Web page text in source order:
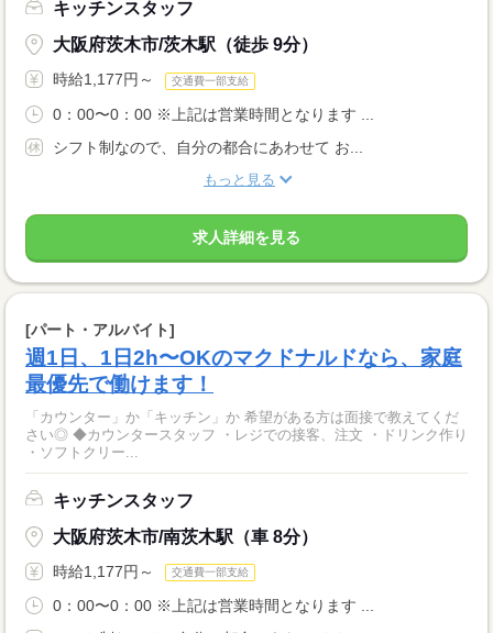
キッチンスタッフ
大阪府茨木市/茨木駅（徒歩 9分）
時給1,177円～ 交通費一部支給
0：00〜0：00 ※上記は営業時間となります ...
シフト制なので、自分の都合にあわせて お...
もっと見る
求人詳細を見る
[パート・アルバイト]
週1日、1日2h〜OKのマクドナルドなら、家庭
最優先で働けます！
「カウンター」か「キッチン」か 希望がある方は面接で教えてくだ
さい◎ ◆カウンタースタッフ ・レジでの接客、注文 ・ドリンク作り
・ソフトクリー...
キッチンスタッフ
大阪府茨木市/南茨木駅（車 8分）
時給1,177円～ 交通費一部支給
0：00〜0：00 ※上記は営業時間となります ...